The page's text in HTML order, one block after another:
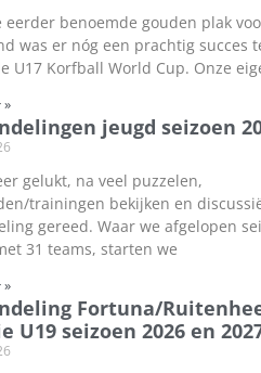
eerder benoemde gouden plak
was er nóg een prachtig succes
U17 Korfball World Cup. Onze
»
jeugd seizoen
gelukt, na veel puzzelen,
trainingen bekijken en
gereed. Waar we afgelopen
31 teams, starten we
»
Fortuna/
U19 seizoen 2026 en